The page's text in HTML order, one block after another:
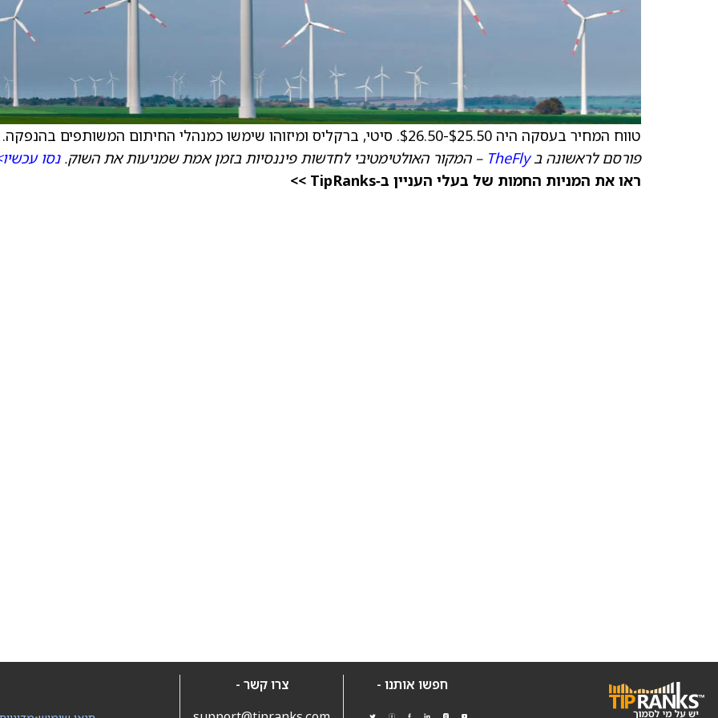
טווח המחיר בעסקה היה $25.50-$26.50. סיטי, ברקליס ומיזוהו שימשו כמנהלי החיתום המשותפים בהנפקה.
פורסם לראשונה בTheFly – המקור האולטימטיבי לחדשות פיננסיות בזמן אמת שמניעות את השוק.נסו
ראו את המניות החמות של בעלי העניין ב‑TipRanks >>
חפשו אותנו -
צרו קשר -